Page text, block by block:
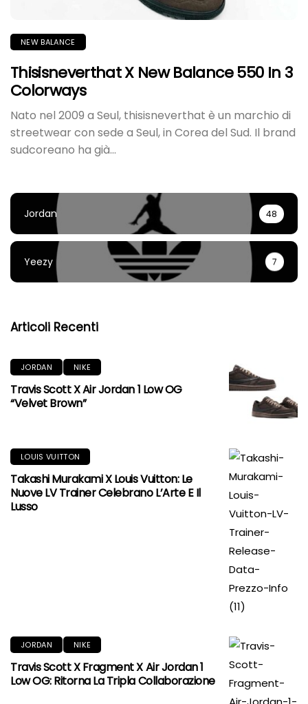
NEW BALANCE
Thisisneverthat X New Balance 550 In 3
Colorways
Nato nel 2009 a Seul, thisisneverthat è un marchio di
streetwear con sede a Seul, in Corea del Sud. Il brand
sudcoreano ha già...
Jordan 48
Yeezy 7
Articoli Recenti
JORDAN NIKE
Travis Scott X Air Jordan 1 Low OG
“Velvet Brown”
LOUIS VUITTON
Takashi Murakami X Louis Vuitton: Le
Nuove LV Trainer Celebrano L’Arte E Il
Lusso
JORDAN NIKE
Travis Scott X Fragment X Air Jordan 1
Low OG: Ritorna La Tripla Collaborazione